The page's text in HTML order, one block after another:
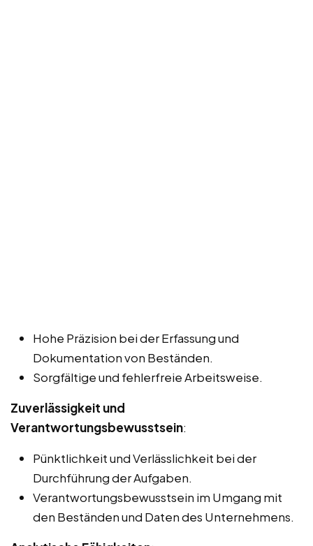
Hohe Präzision bei der Erfassung und
Dokumentation von Beständen.
Sorgfältige und fehlerfreie Arbeitsweise.
Zuverlässigkeit und
Verantwortungsbewusstsein:
Pünktlichkeit und Verlässlichkeit bei der
Durchführung der Aufgaben.
Verantwortungsbewusstsein im Umgang mit
den Beständen und Daten des Unternehmens.